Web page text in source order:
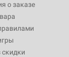
о заказе
скидки